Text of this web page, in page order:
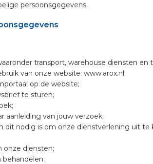
persoonsgegevens.
transport, warehouse diensten en
van onze website: www.arox.nl;
op de website;
te sturen;
aanleiding van jouw verzoek;
dit nodig is om onze dienstverlening uit te
onze diensten;